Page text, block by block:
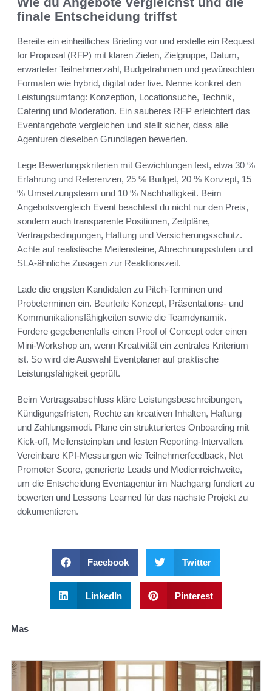
finale Entscheidung triffst
Bereite ein einheitliches Briefing vor und erstelle ein Request
for Proposal (RFP) mit klaren Zielen, Zielgruppe, Datum,
erwarteter Teilnehmerzahl, Budgetrahmen und gewünschten
Formaten wie hybrid, digital oder live. Nenne konkret den
Leistungsumfang: Konzeption, Locationsuche, Technik,
Catering und Moderation. Ein sauberes RFP erleichtert das
Eventangebote vergleichen und stellt sicher, dass alle
Agenturen dieselben Grundlagen bewerten.
Lege Bewertungskriterien mit Gewichtungen fest, etwa 30 %
Erfahrung und Referenzen, 25 % Budget, 20 % Konzept, 15
% Umsetzungsteam und 10 % Nachhaltigkeit. Beim
Angebotsvergleich Event beachtest du nicht nur den Preis,
sondern auch transparente Positionen, Zeitpläne,
Vertragsbedingungen, Haftung und Versicherungsschutz.
Achte auf realistische Meilensteine, Abrechnungsstufen und
SLA-ähnliche Zusagen zur Reaktionszeit.
Lade die engsten Kandidaten zu Pitch-Terminen und
Probeterminen ein. Beurteile Konzept, Präsentations- und
Kommunikationsfähigkeiten sowie die Teamdynamik.
Fordere gegebenenfalls einen Proof of Concept oder einen
Mini-Workshop an, wenn Kreativität ein zentrales Kriterium
ist. So wird die Auswahl Eventplaner auf praktische
Leistungsfähigkeit geprüft.
Beim Vertragsabschluss kläre Leistungsbeschreibungen,
Kündigungsfristen, Rechte an kreativen Inhalten, Haftung
und Zahlungsmodi. Plane ein strukturiertes Onboarding mit
Kick-off, Meilensteinplan und festen Reporting-Intervallen.
Vereinbare KPI-Messungen wie Teilnehmerfeedback, Net
Promoter Score, generierte Leads und Medienreichweite,
um die Entscheidung Eventagentur im Nachgang fundiert zu
bewerten und Lessons Learned für das nächste Projekt zu
dokumentieren.
Facebook Twitter
LinkedIn Pinterest
Mas